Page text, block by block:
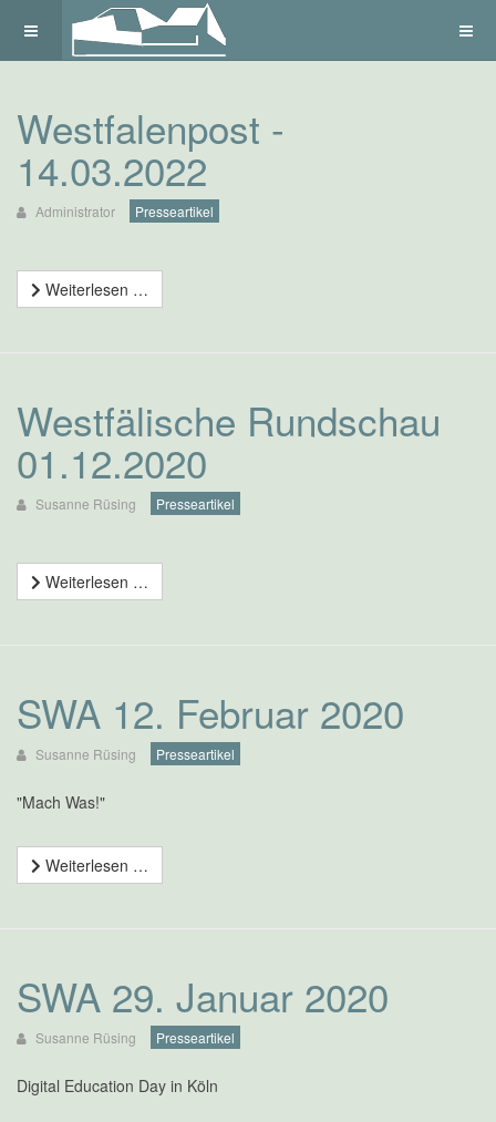
Westfalenpost -
14.03.2022
Administrator Presseartikel
Weiterlesen …
Westfälische Rundschau
01.12.2020
Susanne Rüsing Presseartikel
Weiterlesen …
SWA 12. Februar 2020
Susanne Rüsing Presseartikel
"Mach Was!"
Weiterlesen …
SWA 29. Januar 2020
Susanne Rüsing Presseartikel
Digital Education Day in Köln